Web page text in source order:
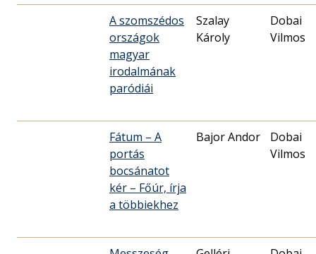
A szomszédos
országok
magyar
irodalmának
paródiái
Szalay
Károly
Dobai
Vilmos
Fátum – A
portás
bocsánatot
kér – Főúr, írja
a többiekhez
Bajor Andor
Dobai
Vilmos